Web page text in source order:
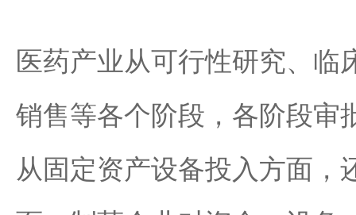
医药产业从可行性研究、临
销售等各个阶段，各阶段审
从固定资产设备投入方面，